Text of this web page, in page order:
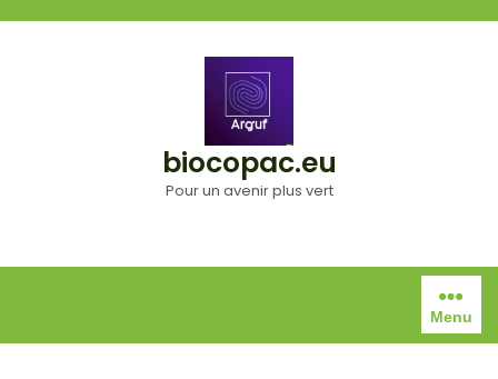
biocopac.eu
Pour un avenir plus vert
Menu